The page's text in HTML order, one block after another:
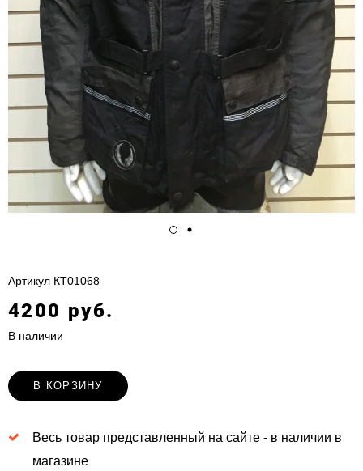
Артикул КТ01068
4200 руб.
В наличии
В КОРЗИНУ
Весь товар представленный на сайте - в наличии в
магазине